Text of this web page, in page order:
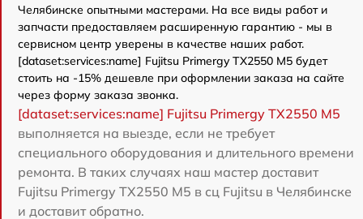
Челябинске опытными мастерами. На все виды работ и
запчасти предоставляем расширенную гарантию - мы в
сервисном центр уверены в качестве наших работ.
[dataset:services:name] Fujitsu Primergy TX2550 M5 будет
стоить на -15% дешевле при оформлении заказа на сайте
через форму заказа звонка.
[dataset:services:name] Fujitsu Primergy TX2550 M5
выполняется на выезде, если не требует
специального оборудования и длительного времени
ремонта. В таких случаях наш мастер доставит
Fujitsu Primergy TX2550 M5 в сц Fujitsu в Челябинске
и доставит обратно.